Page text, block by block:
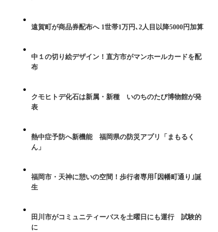
遠賀町が商品券配布へ 1世帯1万円､2人目以降5000円加算
中１の切り絵デザイン！直方市がマンホールカードを配
布
クモヒトデ化石は新属・新種 いのちのたび博物館が発
表
熱中症予防へ新機能 福岡県の防災アプリ「まもるく
ん」
福岡市・天神に憩いの空間！歩行者専用｢因幡町通り｣誕
生
田川市がコミュニティーバスを土曜日にも運行 試験的
に